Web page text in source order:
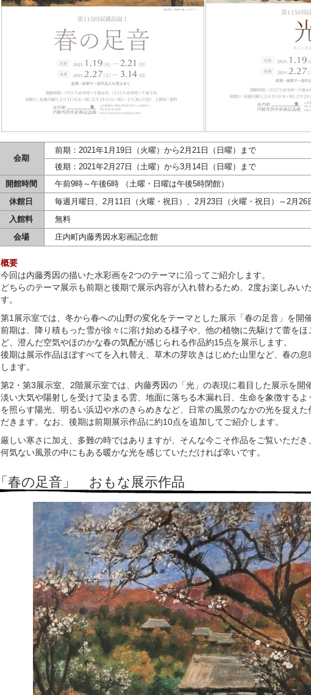
会期
前期：2021年1月19日（火曜）から2月21日（日曜）まで
後期：2021年2月27日（土曜）から3月14日（日曜）まで
開館時間
午前9時～午後6時 （土曜・日曜は午後5時閉館）
休館日 毎週月曜日、2月11日（火曜・祝日）、2月23日（火曜・祝日）～2月26
入館料 無料
会場 庄内町内藤秀因水彩画記念館
概要
今回は内藤秀因の描いた水彩画を2つのテーマに沿ってご紹介します。
どちらのテーマ展示も前期と後期で展示内容が入れ替わるため、2度お楽しみい
す。
第1展示室では、冬から春への山野の変化をテーマとした展示「春の足音」を開催
前期は、降り積もった雪が徐々に溶け始める様子や、他の植物に先駆けて蕾をほ
ど、澄んだ空気やほのかな春の気配が感じられる作品約15点を展示します。
後期は展示作品ほぼすべてを入れ替え、草木の芽吹きはじめた山里など、春の
します。
第2・第3展示室、2階展示室では、内藤秀因の「光」の表現に着目した展示を開
淡い大気や陽射しを受けて染まる雲、地面に落ちる木漏れ日、生命を象徴するよ
を照らす陽光、明るい浜辺や水のきらめきなど、日常の風景のなかの光を捉えた
だきます。なお、後期は前期展示作品に約10点を追加してご紹介します。
厳しい寒さに加え、多難の時ではありますが、そんな今こそ作品をご覧いただき
何気ない風景の中にもある暖かな光を感じていただければ幸いです。
「春の足音」 おもな展示作品